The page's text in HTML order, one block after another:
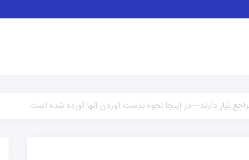
نیاز دارند—در اینجا نحوه بدست آوردن آنها آورده شده است